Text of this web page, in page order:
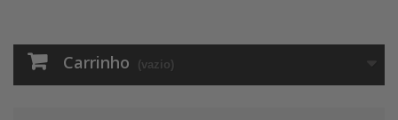
Carrinho (vazio)